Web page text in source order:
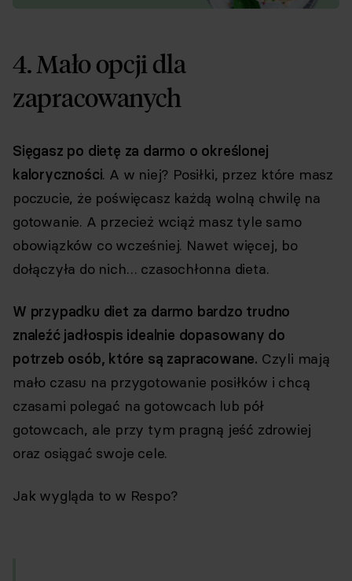
4. Mało opcji dla
zapracowanych
Sięgasz po dietę za darmo o określonej
kaloryczności. A w niej? Posiłki, przez które masz
poczucie, że poświęcasz każdą wolną chwilę na
gotowanie. A przecież wciąż masz tyle samo
obowiązków co wcześniej. Nawet więcej, bo
dołączyła do nich… czasochłonna dieta.
W przypadku diet za darmo bardzo trudno
znaleźć jadłospis idealnie dopasowany do
potrzeb osób, które są zapracowane. Czyli mają
mało czasu na przygotowanie posiłków i chcą
czasami polegać na gotowcach lub pół
gotowcach, ale przy tym pragną jeść zdrowiej
oraz osiągać swoje cele.
Jak wygląda to w Respo?